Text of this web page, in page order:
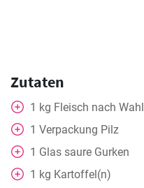
Zutaten
1 kg Fleisch nach Wahl
1 Verpackung Pilz
1 Glas saure Gurken
1 kg Kartoffel(n)